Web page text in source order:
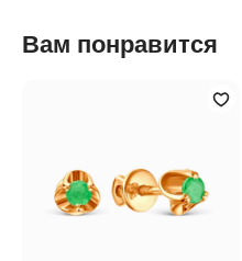
Вам понравится